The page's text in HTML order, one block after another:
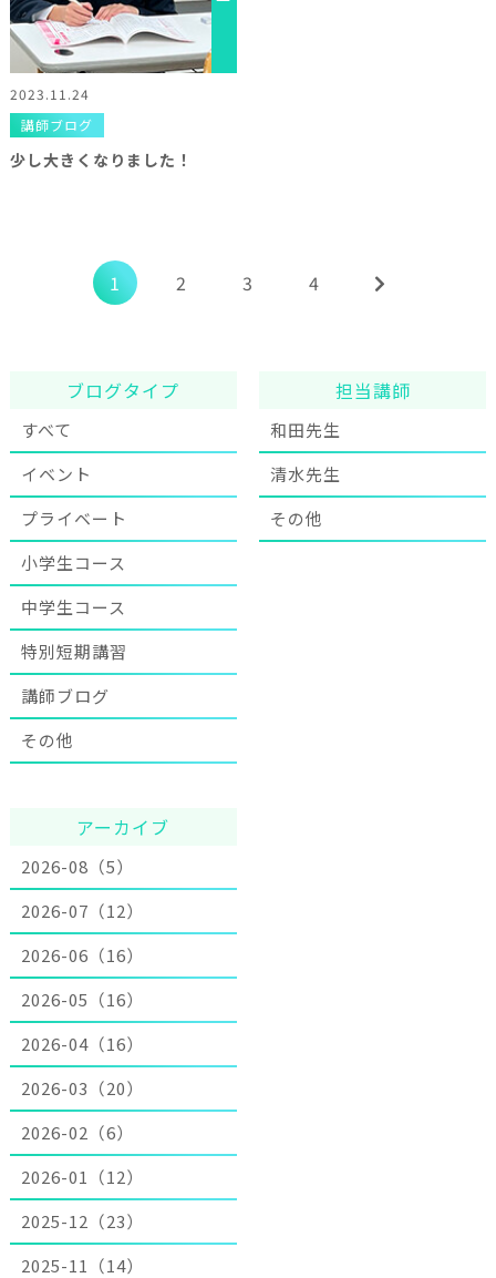
2023.11.24
講師ブログ
少し大きくなりました！
1 2 3 4
ブログタイプ
すべて
イベント
プライベート
小学生コース
中学生コース
特別短期講習
講師ブログ
その他
担当講師
和田先生
清水先生
その他
アーカイブ
2026-08（5）
2026-07（12）
2026-06（16）
2026-05（16）
2026-04（16）
2026-03（20）
2026-02（6）
2026-01（12）
2025-12（23）
2025-11（14）